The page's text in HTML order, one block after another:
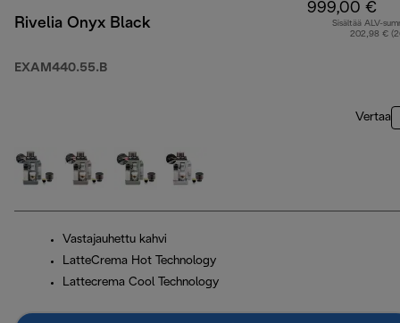
Rivelia Onyx Black
EXAM440.55.B
999,00 €
Sisältää ALV-
202,98 €
Vertaa
Vastajauhettu kahvi
LatteCrema Hot Technology
Lattecrema Cool Technology